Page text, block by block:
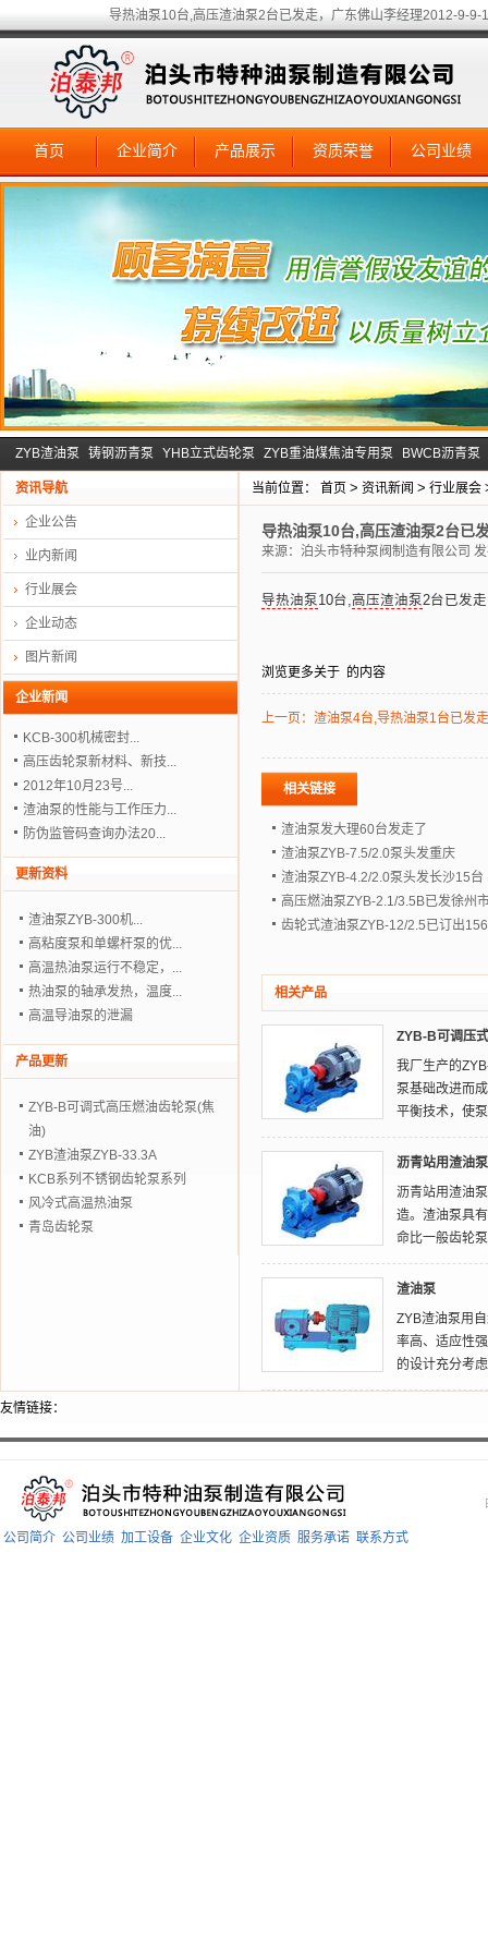
导热油泵10台,高压渣油泵2台已发走，广东佛山李经理2012-9-9-
首页 企业简介 产品展示 资质荣誉 公司业绩
ZYB渣油泵 铸钢沥青泵 YHB立式齿轮泵 ZYB重油煤焦油专用泵 BWCB沥青泵
当前位置： 首页 > 资讯新闻 > 行业展会
导热油泵10台,高压渣油泵2台已
来源： 泊头市特种泵阀制造有限公司
导热油泵10台,高压渣油泵2台已发
浏览更多关于 的内容
上一页： 渣油泵4台,导热油泵1台已发
相关链接
渣油泵发大理60台发走了
渣油泵ZYB-7.5/2.0泵头发重庆
渣油泵ZYB-4.2/2.0泵头发长沙15台
高压燃油泵ZYB-2.1/3.5B已发徐州
齿轮式渣油泵ZYB-12/2.5已订出
相关产品
ZYB-B可调压
我厂生产的
泵基础改进而
平衡技术，使
沥青站用渣油泵
沥青站用渣油
造。渣油泵具
命比一般齿轮
渣油泵
ZYB渣油泵用
率高、适应性
的设计充分考
资讯导航
企业公告
业内新闻
行业展会
企业动态
图片新闻
企业新闻
KCB-300机械密封...
高压齿轮泵新材料、新技...
2012年10月23号...
渣油泵的性能与工作压力...
防伪监管码查询办法20...
更新资料
渣油泵ZYB-300机...
高粘度泵和单螺杆泵的优...
高温热油泵运行不稳定，...
热油泵的轴承发热，温度...
高温导油泵的泄漏
产品更新
ZYB-B可调式高压燃油齿轮泵(焦
油)
ZYB渣油泵ZYB-33.3A
KCB系列不锈钢齿轮泵系列
风冷式高温热油泵
青岛齿轮泵
友情链接：
公司简介 公司业绩 加工设备 企业文化 企业资质 服务承诺 联系方式